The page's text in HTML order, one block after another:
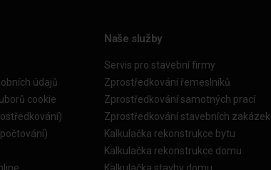
údajů
cookie
Naše služby
Servis pro stavební firmy
Zprostředkování řemeslníků
Zprostředkování samotných prací
Zprostředkování stavebních zakázek
Kalkulačka rekonstrukce bytu
Kalkulačka rekonstrukce domu